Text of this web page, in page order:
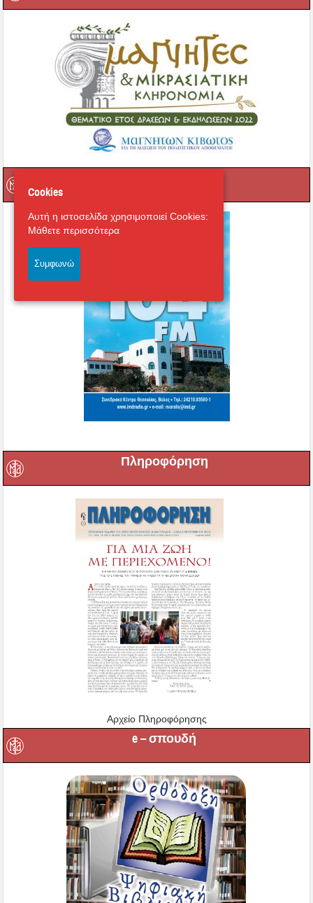
Πληροφόρηση
Αρχείο Πληροφόρησης
e – σπουδή
Cookies
Αυτή η ιστοσελίδα χρησιμοποιεί Cookies:
Μάθετε περισσότερα
Συμφωνώ